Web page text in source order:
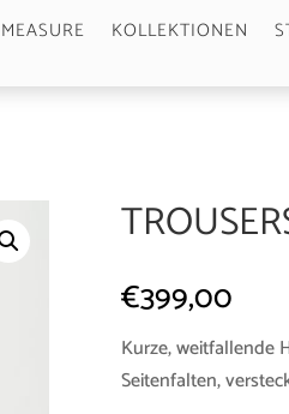
KOLLEKTIONEN
€399,00
Kurze, weitfallende
Seitenfalten,